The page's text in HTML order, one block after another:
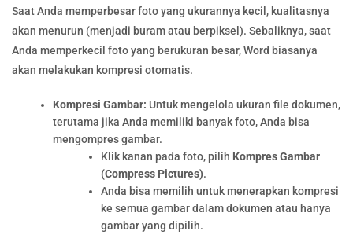
Saat Anda memperbesar foto yang ukurannya kecil, kualitasnya
akan menurun (menjadi buram atau berpiksel). Sebaliknya, saat
Anda memperkecil foto yang berukuran besar, Word biasanya
akan melakukan kompresi otomatis.
Kompresi Gambar: Untuk mengelola ukuran file dokumen,
terutama jika Anda memiliki banyak foto, Anda bisa
mengompres gambar.
Klik kanan pada foto, pilih Kompres Gambar
(Compress Pictures).
Anda bisa memilih untuk menerapkan kompresi
ke semua gambar dalam dokumen atau hanya
gambar yang dipilih.